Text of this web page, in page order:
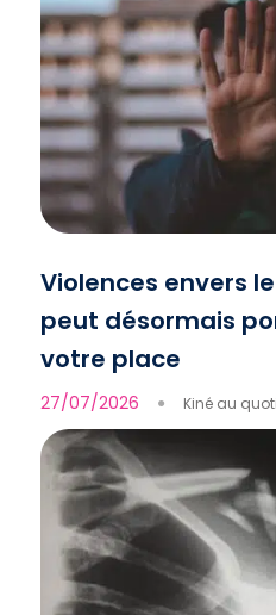
Violences envers
peut désormais
votre place
27/07/2026 ● Kiné au